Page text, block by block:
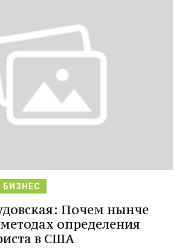
Почем нынче
определения
в США